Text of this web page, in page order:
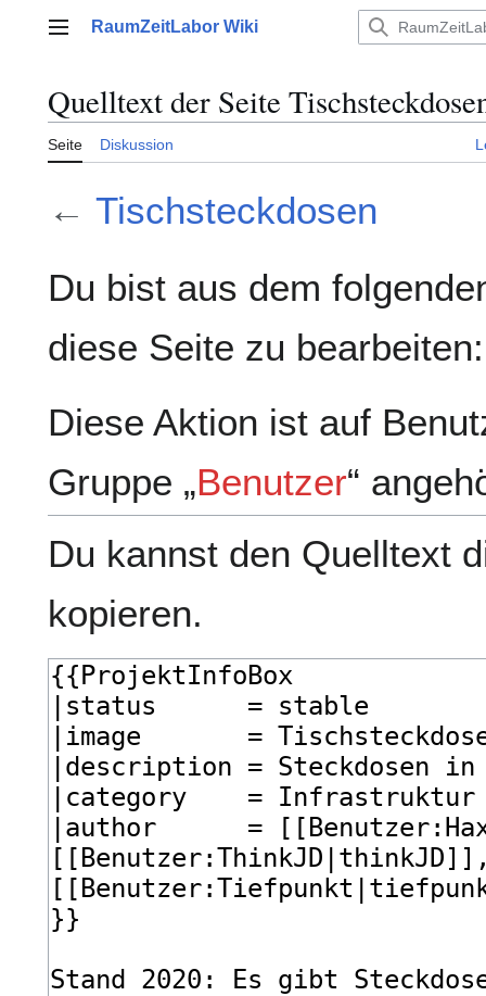
Hauptmenü
RaumZeitLabor Wiki
Quelltext der Seite
Seite Diskussion
← Tischsteckdosen
Du bist aus dem
diese Seite zu bearbeiten:
Diese Aktion ist auf
Gruppe „Benutzer“
Du kannst den Quelltext
kopieren.